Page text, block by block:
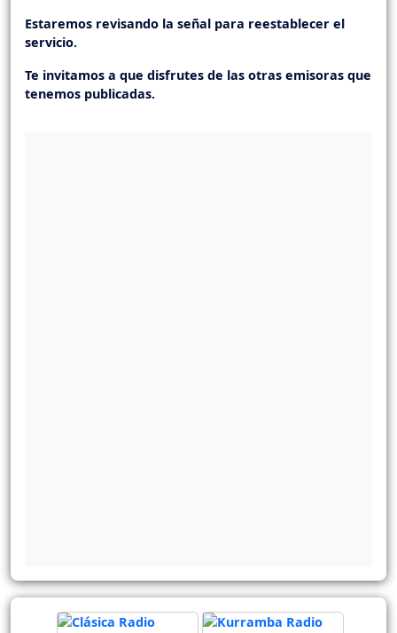
Estaremos revisando la señal para reestablecer el
servicio.
Te invitamos a que disfrutes de las otras emisoras que
tenemos publicadas.